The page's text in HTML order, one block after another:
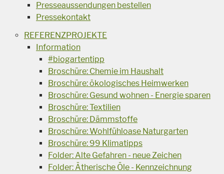
Presseaussendungen bestellen
Pressekontakt
REFERENZPROJEKTE
Information
#biogartentipp
Broschüre: Chemie im Haushalt
Broschüre: ökologisches Heimwerken
Broschüre: Gesund wohnen - Energie sparen
Broschüre: Textilien
Broschüre: Dämmstoffe
Broschüre: Wohlfühloase Naturgarten
Broschüre: 99 Klimatipps
Folder: Alte Gefahren - neue Zeichen
Folder: Ätherische Öle - Kennzeichnung